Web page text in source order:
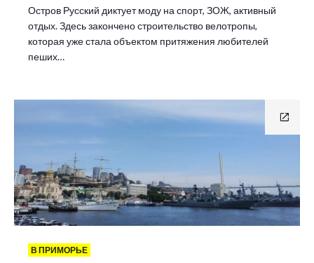
Остров Русский диктует моду на спорт, ЗОЖ, активный
отдых. Здесь закончено строительство велотропы,
которая уже стала объектом притяжения любителей
пеших…
В ПРИМОРЬЕ